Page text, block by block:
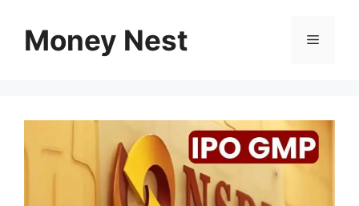
contentMoney Nest Menu